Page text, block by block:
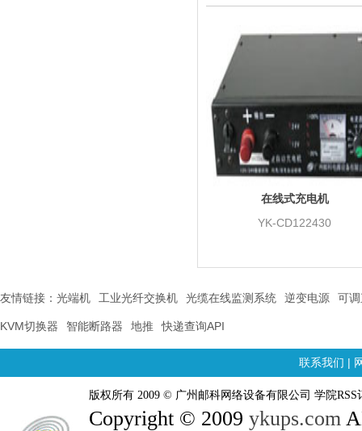
在线式充电机
YK-CD122430
友情链接： 光端机 工业光纤交换机 光缆在线监测系统 逆变电源 可
KVM切换器 智能断路器 地推 快递查询API
联系我们 |
版权所有 2009 © 广州邮科网络设备有限公司 学院RSS
Copyright © 2009 ykups.com